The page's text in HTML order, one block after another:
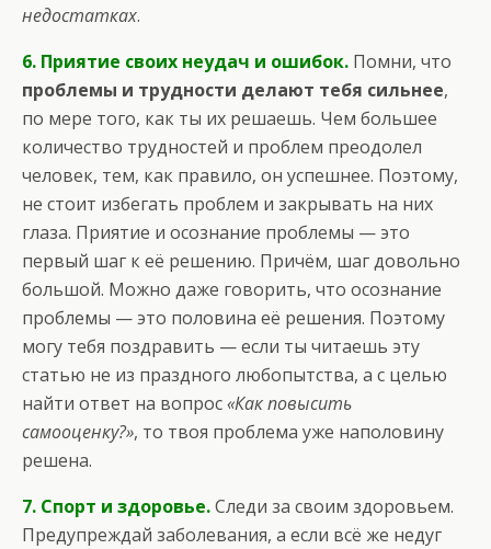
недостатках.
6. Приятие своих неудач и ошибок. Помни, что
проблемы и трудности делают тебя сильнее,
по мере того, как ты их решаешь. Чем большее
количество трудностей и проблем преодолел
человек, тем, как правило, он успешнее. Поэтому,
не стоит избегать проблем и закрывать на них
глаза. Приятие и осознание проблемы — это
первый шаг к её решению. Причём, шаг довольно
большой. Можно даже говорить, что осознание
проблемы — это половина её решения. Поэтому
могу тебя поздравить — если ты читаешь эту
статью не из праздного любопытства, а с целью
найти ответ на вопрос«Как повысить
самооценку?», то твоя проблема уже наполовину
решена.
7. Спорт и здоровье.Следи за своим здоровьем.
Предупреждай заболевания, а если всё же недуг